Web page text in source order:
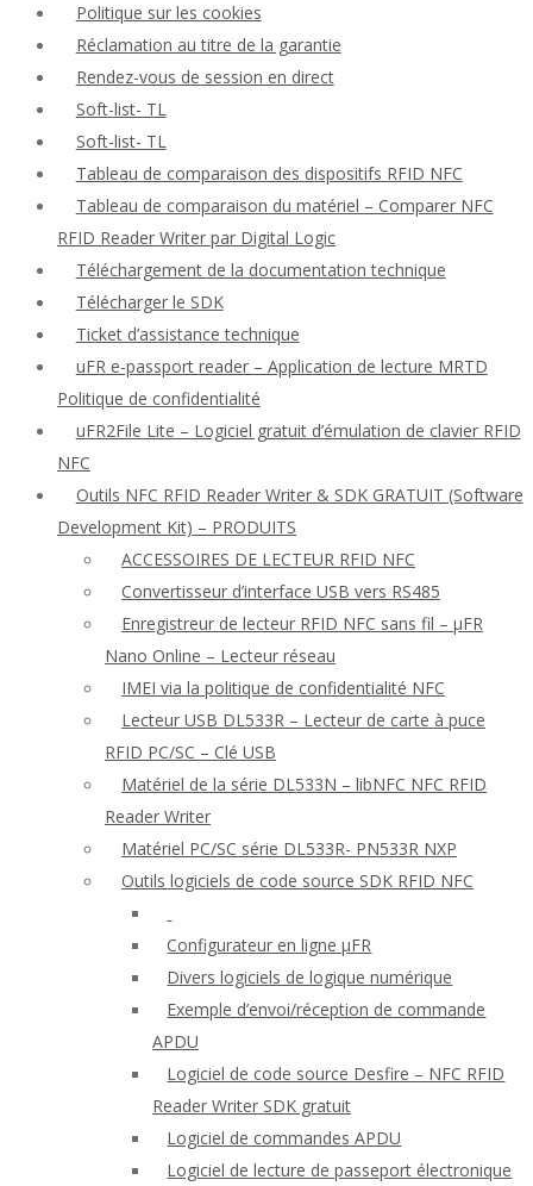
Politique sur les cookies
Réclamation au titre de la garantie
Rendez-vous de session en direct
Soft-list- TL
Soft-list- TL
Tableau de comparaison des dispositifs RFID NFC
Tableau de comparaison du matériel – Comparer NFC
RFID Reader Writer par Digital Logic
Téléchargement de la documentation technique
Télécharger le SDK
Ticket d’assistance technique
uFR e-passport reader – Application de lecture MRTD
Politique de confidentialité
uFR2File Lite – Logiciel gratuit d’émulation de clavier RFID
NFC
Outils NFC RFID Reader Writer & SDK GRATUIT (Software
Development Kit) – PRODUITS
ACCESSOIRES DE LECTEUR RFID NFC
Convertisseur d’interface USB vers RS485
Enregistreur de lecteur RFID NFC sans fil – μFR
Nano Online – Lecteur réseau
IMEI via la politique de confidentialité NFC
Lecteur USB DL533R – Lecteur de carte à puce
RFID PC/SC – Clé USB
Matériel de la série DL533N – libNFC NFC RFID
Reader Writer
Matériel PC/SC série DL533R- PN533R NXP
Outils logiciels de code source SDK RFID NFC
Configurateur en ligne μFR
Divers logiciels de logique numérique
Exemple d’envoi/réception de commande
APDU
Logiciel de code source Desfire – NFC RFID
Reader Writer SDK gratuit
Logiciel de commandes APDU
Logiciel de lecture de passeport électronique